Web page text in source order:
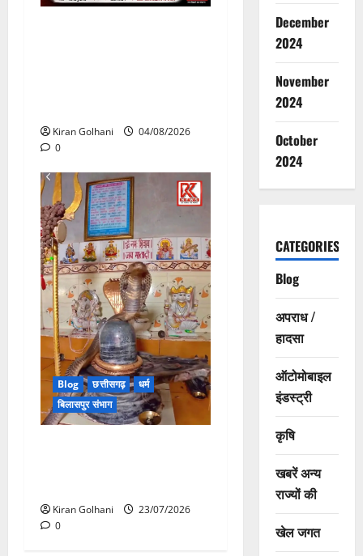
Kiran Golhani
04/08/2026
0
Blog छत्तीसगढ़
धर्म
बिलासपुर संभाग
Kiran Golhani
23/07/2026
0
December
2024
November
2024
October
2024
CATEGORIES
Blog
अपराध /
हादसा
ऑटोमोबाइल
इंडस्ट्री
कृषि
खबरें अन्य
राज्यों की
खेल जगत